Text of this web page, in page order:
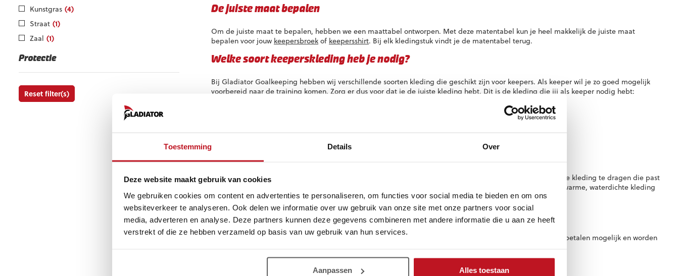
Toestemming Details Over
Deze website maakt gebruik van cookies
We gebruiken cookies om content en advertenties te personaliseren, om functies voor social media te bieden en om ons
websiteverkeer te analyseren. Ook delen we informatie over uw gebruik van onze site met onze partners voor social
media, adverteren en analyse. Deze partners kunnen deze gegevens combineren met andere informatie die u aan ze heeft
verstrekt of die ze hebben verzameld op basis van uw gebruik van hun services.
Aanpassen Alles toestaan
Kunstgras (4)
Straat (1)
Zaal (1)
Protectie
De juiste maat bepalen
Om de juiste maat te bepalen, hebben we een maattabel ontworpen. Met deze matentabel kun je heel makkelijk de juiste maat
bepalen voor jouw keepersbroekof keepersshirt. Bij elk kledingstuk vindt je de matentabel terug.
Welke soort keeperskleding heb je nodig?
Bij Gladiator Goalkeeping hebben wij verschillende soorten kleding die geschikt zijn voor keepers. Als keeper wil je zo goed mogelijk
voorbereid naar de training komen. Zorg er dus voor dat je de juiste kleding hebt. Dit is de kleding die jij als keeper nodig hebt:
Als keeper krijg je te maken met verschillende weersomstandigheden. Het is daarom belangrijk om de juiste kleding te dragen die past
bij het weer. Draag bij warm weer ademende en lichtgewicht kleding. Voor koud weer is het belangrijk om warme, waterdichte kleding
te dragen.
Wat zijn de voordelen van het kopen van keeperskleding bij ons?
Er zijn verschillende voordelen van het kopen van keeperskleding bij Gladiator Goalkeeping. Zo is achteraf betalen mogelijk en worden